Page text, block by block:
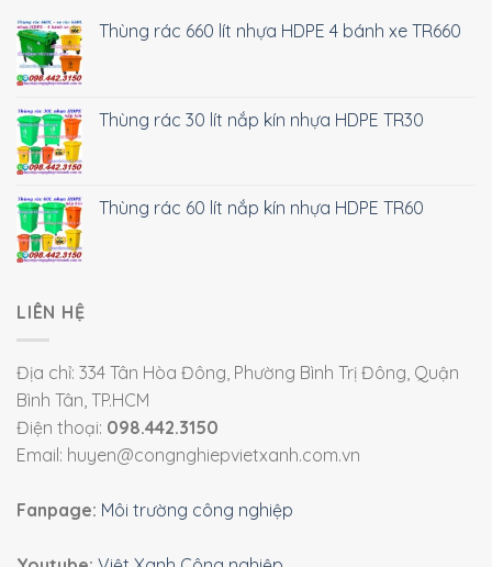
Thùng rác 660 lít nhựa HDPE 4 bánh xe TR660
Thùng rác 30 lít nắp kín nhựa HDPE TR30
Thùng rác 60 lít nắp kín nhựa HDPE TR60
LIÊN HỆ
Địa chỉ: 334 Tân Hòa Đông, Phường Bình Trị Đông, Quận
Bình Tân, TP.HCM
Điện thoại: 098.442.3150
Email: huyen@congnghiepvietxanh.com.vn
Fanpage: Môi trường công nghiệp